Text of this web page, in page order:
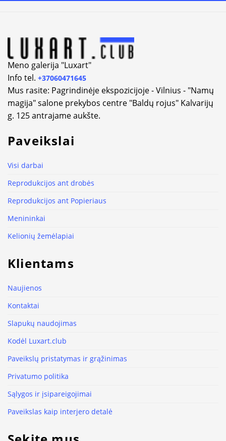
Meno galerija "Luxart"
Info tel. +37060471645
Mus rasite: Pagrindinėje ekspozicijoje - Vilnius - "Namų
magija" salone prekybos centre "Baldų rojus" Kalvarijų
g. 125 antrajame aukšte.
Paveikslai
Visi darbai
Reprodukcijos ant drobės
Reprodukcijos ant Popieriaus
Menininkai
Kelionių žemėlapiai
Klientams
Naujienos
Kontaktai
Slapukų naudojimas
Kodėl Luxart.club
Paveikslų pristatymas ir grąžinimas
Privatumo politika
Sąlygos ir įsipareigojimai
Paveikslas kaip interjero detalė